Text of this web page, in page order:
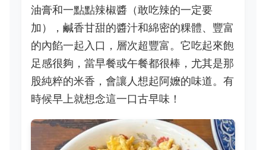
油膏和一點點辣椒醬（敢吃辣的一定要
加），鹹香甘甜的醬汁和綿密的粿體、豐富
的內餡一起入口，層次超豐富。它吃起來飽
足感很夠，當早餐或午餐都很棒，尤其是那
股純粹的米香，會讓人想起阿嬤的味道。有
時候早上就想念這一口古早味！